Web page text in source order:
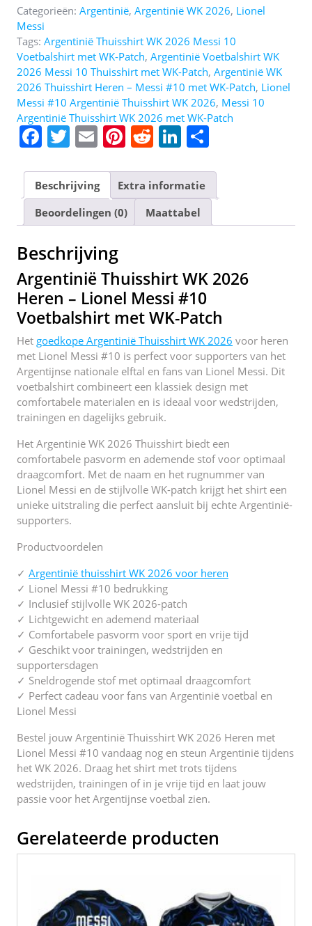
Categorieën: Argentinië, Argentinië WK 2026, Lionel
Messi
Tags: Argentinië Thuisshirt WK 2026 Messi 10
Voetbalshirt met WK-Patch, Argentinië Voetbalshirt WK
2026 Messi 10 Thuisshirt met WK-Patch, Argentinië WK
2026 Thuisshirt Heren – Messi #10 met WK-Patch, Lionel
Messi #10 Argentinië Thuisshirt WK 2026, Messi 10
Argentinië Thuisshirt WK 2026 met WK-Patch
F
c
e
b
o
o
k
T
itt
er
E
ai
l
Pi
er
e
st
R
d
di
t
Li
k
e
dI
e
n
Beschrijving
Extra informatie
Beoordelingen (0)
Maattabel
Beschrijving
Argentinië Thuisshirt WK 2026
Heren – Lionel Messi #10
Voetbalshirt met WK-Patch
Het goedkope Argentinië Thuisshirt WK 2026 voor heren
met Lionel Messi #10 is perfect voor supporters van het
Argentijnse nationale elftal en fans van Lionel Messi. Dit
voetbalshirt combineert een klassiek design met
comfortabele materialen en is ideaal voor wedstrijden,
trainingen en dagelijks gebruik.
Het Argentinië WK 2026 Thuisshirt biedt een
comfortabele pasvorm en ademende stof voor optimaal
draagcomfort. Met de naam en het rugnummer van
Lionel Messi en de stijlvolle WK-patch krijgt het shirt een
unieke uitstraling die perfect aansluit bij echte Argentinië-
supporters.
Productvoordelen
✓ Argentinië thuisshirt WK 2026 voor heren
✓ Lionel Messi #10 bedrukking
✓ Inclusief stijlvolle WK 2026-patch
✓ Lichtgewicht en ademend materiaal
✓ Comfortabele pasvorm voor sport en vrije tijd
✓ Geschikt voor trainingen, wedstrijden en
supportersdagen
✓ Sneldrogende stof met optimaal draagcomfort
✓ Perfect cadeau voor fans van Argentinië voetbal en
Lionel Messi
Bestel jouw Argentinië Thuisshirt WK 2026 Heren met
Lionel Messi #10 vandaag nog en steun Argentinië tijdens
het WK 2026. Draag het shirt met trots tijdens
wedstrijden, trainingen of in je vrije tijd en laat jouw
passie voor het Argentijnse voetbal zien.
Gerelateerde producten